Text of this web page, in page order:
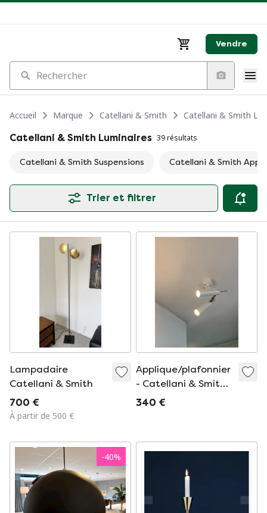
Vendre
Rechercher
Accueil Marque Catellani & Smith
Catellani & Smith
Catellani & Smith Luminaires 39 résultats
Catellani & Smith Suspensions Catellani & Smith
Trier et filtrer
Lampadaire
Catellani & Smith
700 €
À partir de 500 €
Applique/plafonnier
- Catellani & Smith
Lucenera 503 LED
340 €
-40%